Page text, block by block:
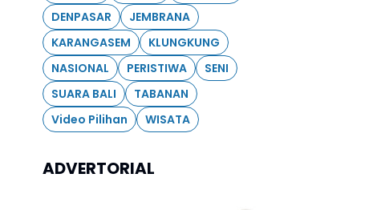
DENPASAR
JEMBRANA
KARANGASEM
KLUNGKUNG
NASIONAL
PERISTIWA
SENI
SUARA BALI
TABANAN
Video Pilihan
WISATA
ADVERTORIAL